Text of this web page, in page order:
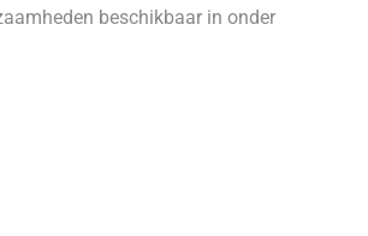
beschikbaar in onder